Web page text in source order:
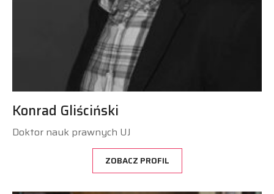
Konrad Gliściński
Doktor nauk prawnych UJ
ZOBACZ PROFIL